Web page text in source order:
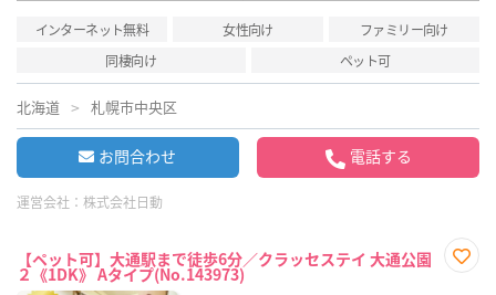
インターネット無料 女性向け
ファミリー向け
同棲向け
ペット可
北海道 札幌市中央区
お問合わせ 電話する
運営会社： 株式会社日動
【ペット可】大通駅まで徒歩6分／クラッセステイ 大通公園
２《1DK》 Aタイプ(No.143973)